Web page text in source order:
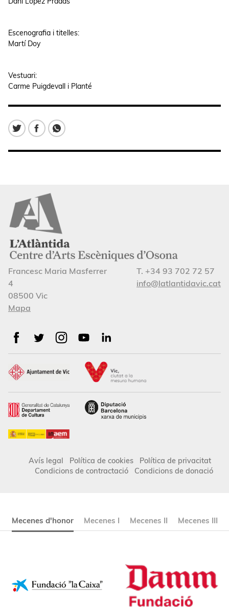
Escenografia i titelles:
Martí Doy
Vestuari:
Carme Puigdevall i Planté
Francesc Maria Masferrer
4
08500 Vic
Mapa
T. +34 93 702 72 57
info@latlantidavic.cat
Avís legal Política de cookies
Política de privacitat
Condicions de contractació
Condicions de donació
Mecenes d'honor Mecenes I Mecenes II Mecenes III